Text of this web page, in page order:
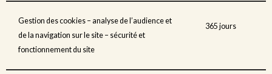
Gestion des cookies – analyse de l’audience et
de la navigation sur le site – sécurité et
fonctionnement du site
365 jours